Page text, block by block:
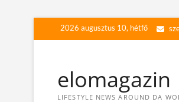
2026 augusztus 10, hétfő
elomagazin
LIFESTYLE NEWS AROUND DA